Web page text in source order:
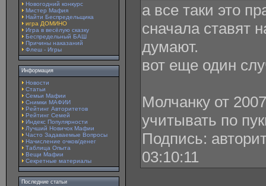
Новогодний конкурс
Мистер Мафия
Найти Беспредельщика
игра ДОМИНО
Игра в весёлую сказку
Беспредельный БАШ
Причины наказаний
Флеш - Игры
Информация
Новости
Статьи
Семьи Мафии
Снимки МАФИИ
Рейтинг Авторитетов
Рейтинг Семей
Индекс Популярности
Лучший Новичок Мафии
Часто Задаваемые Вопросы
Начисление очков/денег
Таблица Опыта
Вещи Мафии
Секретные материалы
Последние статьи
а все таки это
сначала ставят
думают.
вот еще один
Молчанку от
учитывать по
Подпись:
03:10:11